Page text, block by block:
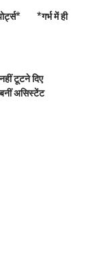
*गर्भ में ही
टूटने दिए
असिस्टेंट